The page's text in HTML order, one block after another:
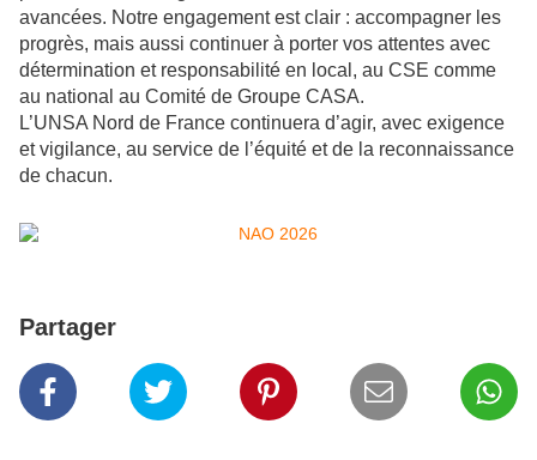
avancées. Notre engagement est clair : accompagner les
progrès, mais aussi continuer à porter vos attentes avec
détermination et responsabilité en local, au CSE comme
au national au Comité de Groupe CASA.
L’UNSA Nord de France continuera d’agir, avec exigence
et vigilance, au service de l’équité et de la reconnaissance
de chacun.
Partager